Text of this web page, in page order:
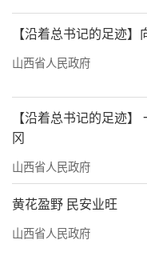
3.7%；农村居民
长5.5%。农村居
术、理念返乡带来
从“虹吸”到“反
这一变化的背
贫攻坚成果、大力
应。2025年，我省
【沿着总书记的足迹
山西省人民政府
【沿着总书记的足迹
冈
山西省人民政府
黄花盈野 民安业旺
山西省人民政府